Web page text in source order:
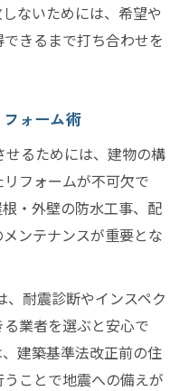
ないためには、希望や
きるまで打ち合わせを
ォーム術
るためには、建物の構
フォームが不可欠で
・外壁の防水工事、配
ンテナンスが重要とな
、耐震診断やインスペク
業者を選ぶと安心で
建築基準法改正前の住
ことで地震への備えが